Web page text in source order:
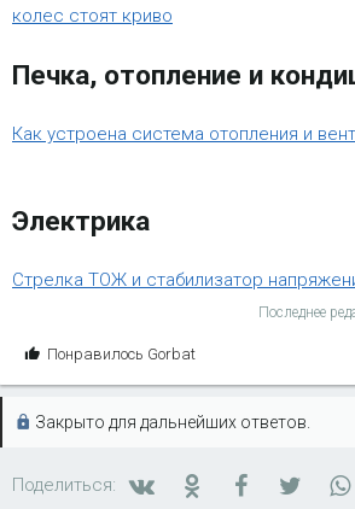
колес стоят криво
Печка, отопление и
Как устроена система отопления и
Электрика
Стрелка ТОЖ и стабилизатор
Последнее
С
п
Понравилось Gorbat
Закрыто для дальнейших ответов.
Поделиться: ВконтактеОдноклассники
FacebookTwitter